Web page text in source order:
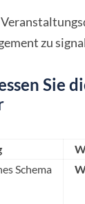
zu
Sie
Schema